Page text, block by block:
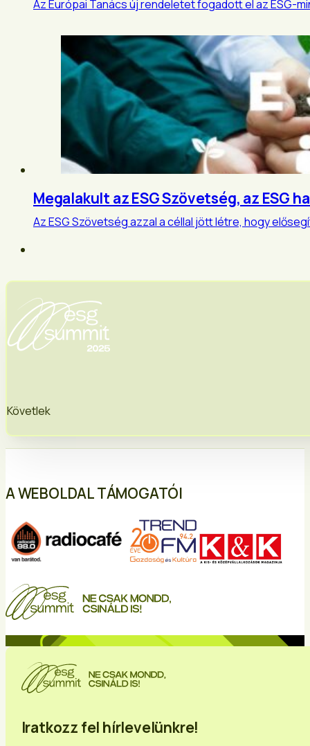
Az Európai Tanács új rendeletet fogadott el az ESG-
Megalakult az ESG Szövetség, az ESG
Az ESG Szövetség azzal a céllal jött létre, hogy
Követlek
A WEBOLDAL TÁMOGATÓI
Iratkozz fel hírlevelünkre!